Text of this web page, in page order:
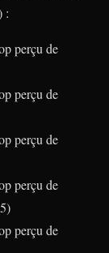
:
perçu de
perçu de
perçu de
perçu de
perçu de